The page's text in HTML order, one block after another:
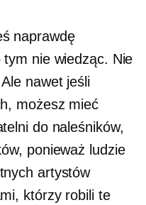
naprawdę
nie wiedząc. Nie
nawet jeśli
możesz mieć
do naleśników,
ponieważ ludzie
artystów
którzy robili te